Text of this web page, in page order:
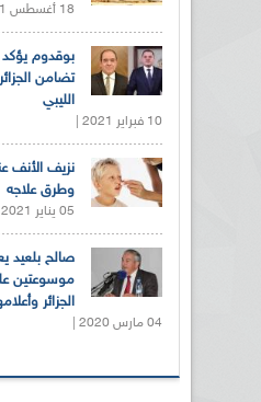
18 أغسطس 2021 |
بوقدوم يؤكد
تضامن
الليبي
10 فبراير 2021 |
نزيف الأنف
وطرق علاجه
05 يناير 2021 |
صالح بلعيد
موسوعتين
الجزائر
04 مارس 2020 |